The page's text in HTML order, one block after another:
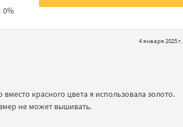
0%
4 января 2025 г.
красного цвета я использовала золото.
не может вышивать.